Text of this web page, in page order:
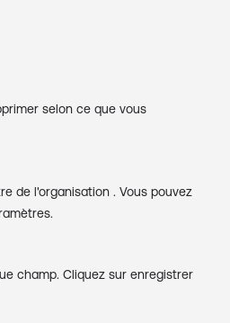
selon ce que vous
de l'organisation . Vous pouvez
champ. Cliquez sur enregistrer